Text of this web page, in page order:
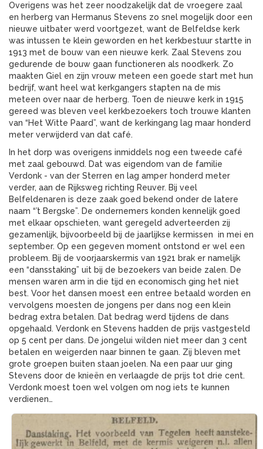
Overigens was het zeer noodzakelijk dat de vroegere zaal
en herberg van Hermanus Stevens zo snel mogelijk door een
nieuwe uitbater werd voortgezet, want de Belfeldse kerk
was intussen te klein geworden en het kerkbestuur startte in
1913 met de bouw van een nieuwe kerk. Zaal Stevens zou
gedurende de bouw gaan functioneren als noodkerk. Zo
maakten Giel en zijn vrouw meteen een goede start met hun
bedrijf, want heel wat kerkgangers stapten na de mis
meteen over naar de herberg. Toen de nieuwe kerk in 1915
gereed was bleven veel kerkbezoekers toch trouwe klanten
van “Het Witte Paard”, want de kerkingang lag maar honderd
meter verwijderd van dat café.
In het dorp was overigens inmiddels nog een tweede café
met zaal gebouwd. Dat was eigendom van de familie
Verdonk - van der Sterren en lag amper honderd meter
verder, aan de Rijksweg richting Reuver. Bij veel
Belfeldenaren is deze zaak goed bekend onder de latere
naam “’t Bergske”. De ondernemers konden kennelijk goed
met elkaar opschieten, want geregeld adverteerden zij
gezamenlijk, bijvoorbeeld bij de jaarlijkse kermissen in mei en
september. Op een gegeven moment ontstond er wel een
probleem. Bij de voorjaarskermis van 1921 brak er namelijk
een “dansstaking” uit bij de bezoekers van beide zalen. De
mensen waren arm in die tijd en economisch ging het niet
best. Voor het dansen moest een entree betaald worden en
vervolgens moesten de jongens per dans nog een klein
bedrag extra betalen. Dat bedrag werd tijdens de dans
opgehaald. Verdonk en Stevens hadden de prijs vastgesteld
op 5 cent per dans. De jongelui wilden niet meer dan 3 cent
betalen en weigerden naar binnen te gaan. Zij bleven met
grote groepen buiten staan joelen. Na een paar uur ging
Stevens door de knieën en verlaagde de prijs tot drie cent.
Verdonk moest toen wel volgen om nog iets te kunnen
verdienen…